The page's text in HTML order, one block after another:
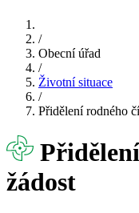
/
Obecní úřad
/
Životní situace
/
Přidělení rodného
žádost